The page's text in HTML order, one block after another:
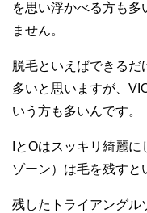
を思い浮かべる方も多
ません。
脱毛といえばできる
多いと思いますが、
いう方も多いんです。
IとOはスッキリ綺麗
ゾーン）は毛を残すと
残したトライアングル